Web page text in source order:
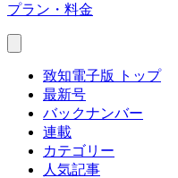
プラン・料金
致知電子版 トップ
最新号
バックナンバー
連載
カテゴリー
人気記事